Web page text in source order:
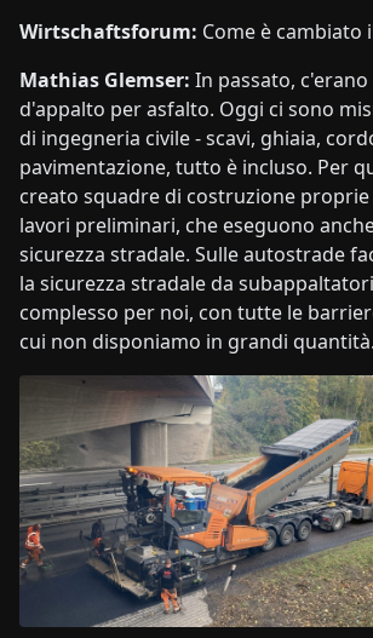
Wirtschaftsforum: Come è cambiato
Mathias Glemser: In passato,
d'appalto per asfalto. Oggi ci sono
di ingegneria civile - scavi, ghiaia,
pavimentazione, tutto è incluso. Per
creato squadre di costruzione
lavori preliminari, che eseguono
sicurezza stradale. Sulle autostrade
la sicurezza stradale da
complesso per noi, con tutte le
cui non disponiamo in grandi quantità.